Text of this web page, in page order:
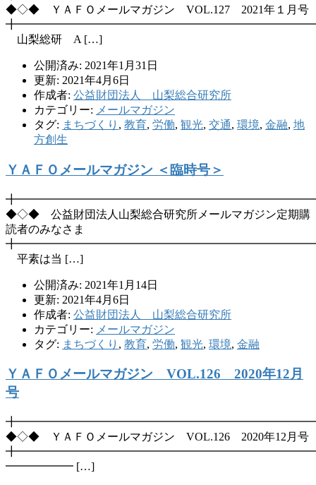
◆◇◆ ＹＡＦＯメールマガジン VOL.127 2021年１月号
山梨総研 A […]
公開済み: 2021年1月31日
更新: 2021年4月6日
作成者: 公益財団法人 山梨総合研究所
カテゴリー: メールマガジン
タグ: まちづくり , 教育, 労働, 観光, 交通, 環境, 金融, 地
方創生
ＹＡＦＯメールマガジン ＜臨時号＞
◆◇◆ 公益財団法人山梨総合研究所メールマガジン定期購
読者のみなさま
平素は当 […]
公開済み: 2021年1月14日
更新: 2021年4月6日
作成者: 公益財団法人 山梨総合研究所
カテゴリー: メールマガジン
タグ: まちづくり , 教育, 労働, 観光, 環境, 金融
ＹＡＦＯメールマガジン VOL.126 2020年12月
号
◆◇◆ ＹＡＦＯメールマガジン VOL.126 2020年12月号
━━━━━━ […]